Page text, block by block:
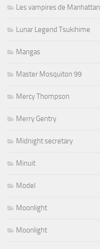
Les vampires de Manhattan
Lunar Legend Tsukihime
Mangas
Master Mosquiton 99
Mercy Thompson
Merry Gentry
Midnight secretary
Minuit
Model
Moonlight
Moonlight